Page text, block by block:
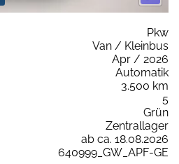
Pkw
Van / Kleinbus
Apr / 2026
Automatik
3.500 km
5
Grün
Zentrallager
ab ca. 18.08.2026
640999_GW_APF-GE